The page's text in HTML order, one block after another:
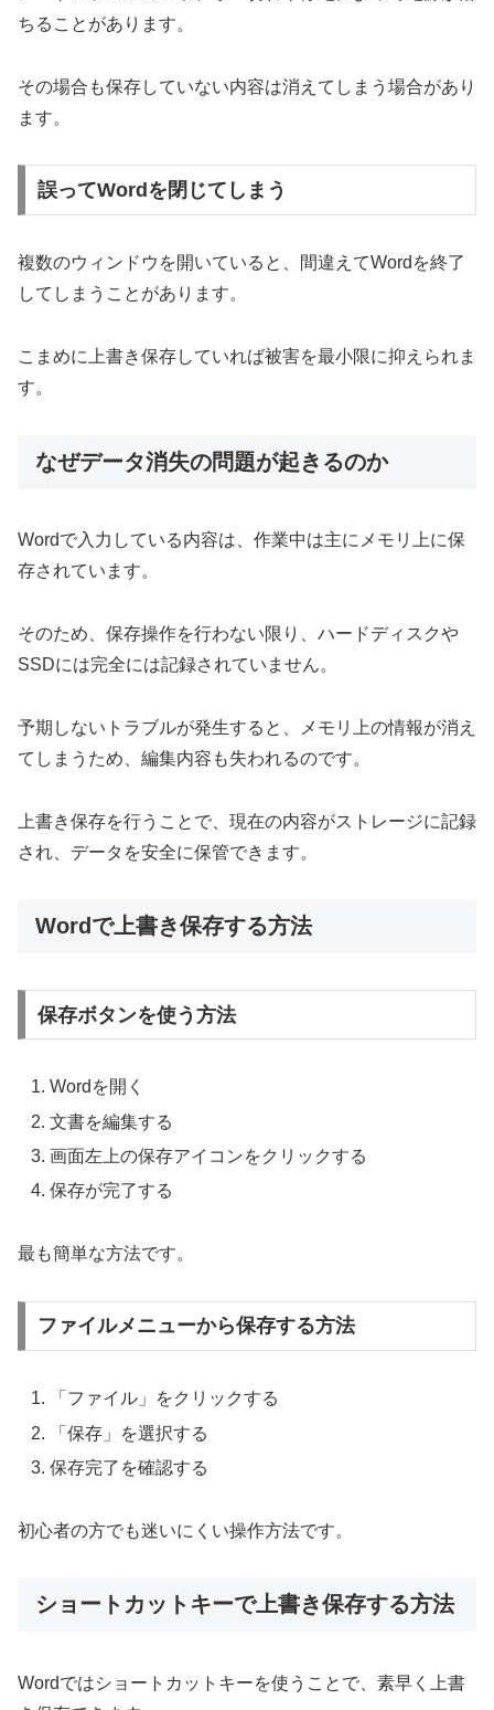
ちることがあります。
その場合も保存していない内容は消えてしまう場合があり
ます。
誤ってWordを閉じてしまう
複数のウィンドウを開いていると、間違えてWordを終了
してしまうことがあります。
こまめに上書き保存していれば被害を最小限に抑えられま
す。
なぜデータ消失の問題が起きるのか
Wordで入力している内容は、作業中は主にメモリ上に保
存されています。
そのため、保存操作を行わない限り、ハードディスクや
SSDには完全には記録されていません。
予期しないトラブルが発生すると、メモリ上の情報が消え
てしまうため、編集内容も失われるのです。
上書き保存を行うことで、現在の内容がストレージに記録
され、データを安全に保管できます。
Wordで上書き保存する方法
保存ボタンを使う方法
Wordを開く
文書を編集する
画面左上の保存アイコンをクリックする
保存が完了する
最も簡単な方法です。
ファイルメニューから保存する方法
「ファイル」をクリックする
「保存」を選択する
保存完了を確認する
初心者の方でも迷いにくい操作方法です。
ショートカットキーで上書き保存する方法
Wordではショートカットキーを使うことで、素早く上書